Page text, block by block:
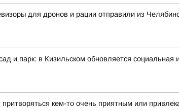
для дронов и рации отправили из
и парк: в Кизильском обновляется социальная
кем-то очень приятным или